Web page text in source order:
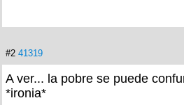
#2 41319
A ver... la pobre se puede
*ironia*